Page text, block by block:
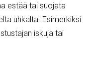
estää tai suojata
uhkalta. Esimerkiksi
iskuja tai